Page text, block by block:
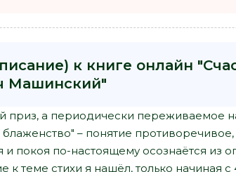
к книге онлайн
Машинский"
приз, а периодически переживаемое
– понятие
и покоя по-настоящему осознаётся из
к теме стихи я нашёл, только начиная с